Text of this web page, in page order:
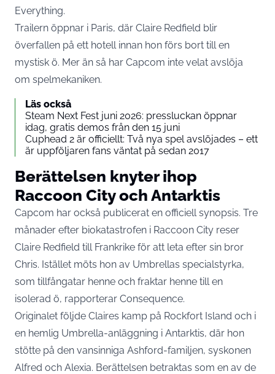
Everything.
Trailern öppnar i Paris, där Claire Redfield blir
överfallen på ett hotell innan hon förs bort till en
mystisk ö. Mer än så har Capcom inte velat avslöja
om spelmekaniken.
Läs också
Steam Next Fest juni 2026: pressluckan öppnar
idag, gratis demos från den 15 juni
Cuphead 2 är officiellt: Två nya spel avslöjades – ett
är uppföljaren fans väntat på sedan 2017
Berättelsen knyter ihop
Raccoon City och Antarktis
Capcom har också publicerat en officiell synopsis. Tre
månader efter biokatastrofen i Raccoon City reser
Claire Redfield till Frankrike för att leta efter sin bror
Chris. Istället möts hon av Umbrellas specialstyrka,
som tillfångatar henne och fraktar henne till en
isolerad ö, rapporterar Consequence.
Originalet följde Claires kamp på Rockfort Island och i
en hemlig Umbrella-anläggning i Antarktis, där hon
stötte på den vansinniga Ashford-familjen, syskonen
Alfred och Alexia. Berättelsen betraktas som en av de